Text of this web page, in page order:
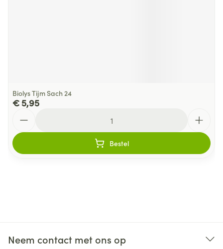
Biolys Tijm Sach 24
€ 5,95
Bestel
Neem contact met ons op